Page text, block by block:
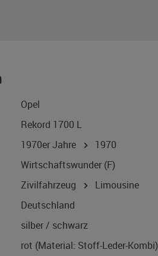
Opel
Rekord 1700 L
1970er Jahre
1970
Wirtschaftswunder (F)
Zivilfahrzeug
Limousine
Deutschland
silber / schwarz
rot (Material: Stoff-Leder-Kombi)